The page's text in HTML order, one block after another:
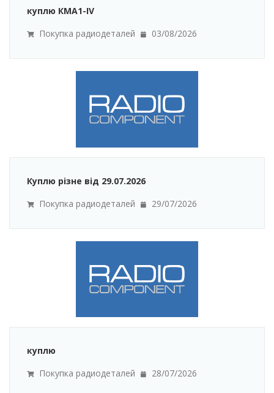
куплю КМА1-ІV
Покупка радиодеталей
03/08/2026
Куплю різне від 29.07.2026
Покупка радиодеталей
29/07/2026
куплю
Покупка радиодеталей
28/07/2026